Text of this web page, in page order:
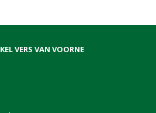
VERS VAN VOORNE